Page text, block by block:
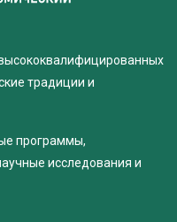
традиции и
программы,
исследования и